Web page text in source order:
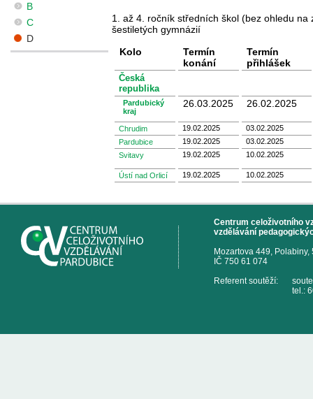
B
C
D
1. až 4. ročník středních škol (bez ohledu
šestiletých gymnázií
Kolo
Termín
konání
Termín
přihlášek
Česká
republika
Pardubický
kraj
26.03.2025 26.02.2025
Chrudim 19.02.2025
03.02.2025
Pardubice
19.02.2025
03.02.2025
Svitavy
19.02.2025 10.02.2025
Ústí nad Orlicí 19.02.2025 10.02.2025
Centrum celoživotního
vzdělávání
Mozartova 449,
IČ 750 61 074
Referent soutěží:
tel.: